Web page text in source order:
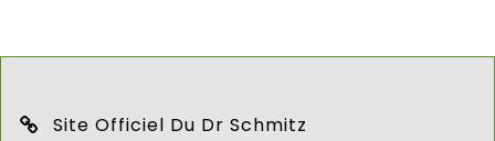
Site Officiel Du Dr Schmitz